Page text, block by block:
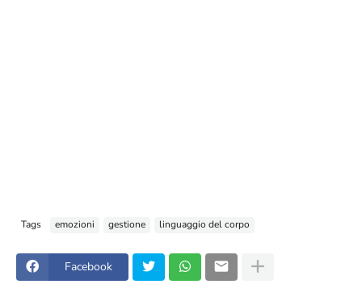
Tags emozioni gestione linguaggio del corpo
Facebook